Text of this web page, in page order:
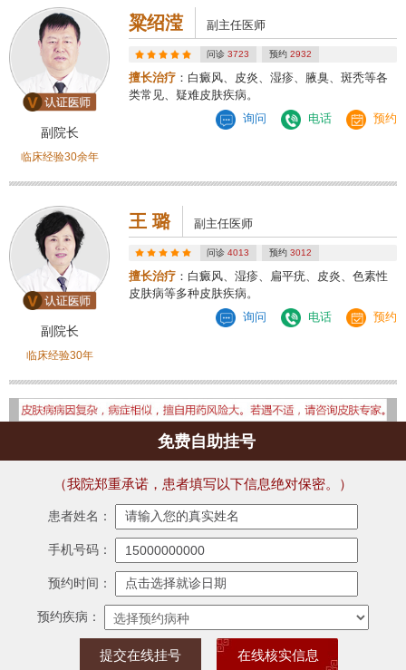
副院长
临床经验30余年
粱绍滢 副主任医师
问诊3723 预约 2932
擅长治疗 ：白癜风、皮炎、湿疹、腋臭、斑秃等各
类常见、疑难皮肤疾病。
询问
电话 预约
副院长
临床经验30年
王 璐 副主任医师
问诊4013 预约 3012
擅长治疗 ：白癜风、湿疹、扁平疣、皮炎、色素性
皮肤病等多种皮肤疾病。
询问
电话 预约
免费自助挂号
（我院郑重承诺，患者填写以下信息绝对保密。）
患者姓名：
手机号码：
预约时间：
预约疾病：
在线核实信息